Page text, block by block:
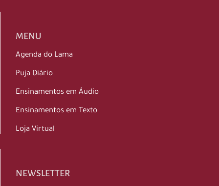
MENU
Agenda do Lama
Puja Diário
Ensinamentos em Áudio
Ensinamentos em Texto
Loja Virtual
NEWSLETTER